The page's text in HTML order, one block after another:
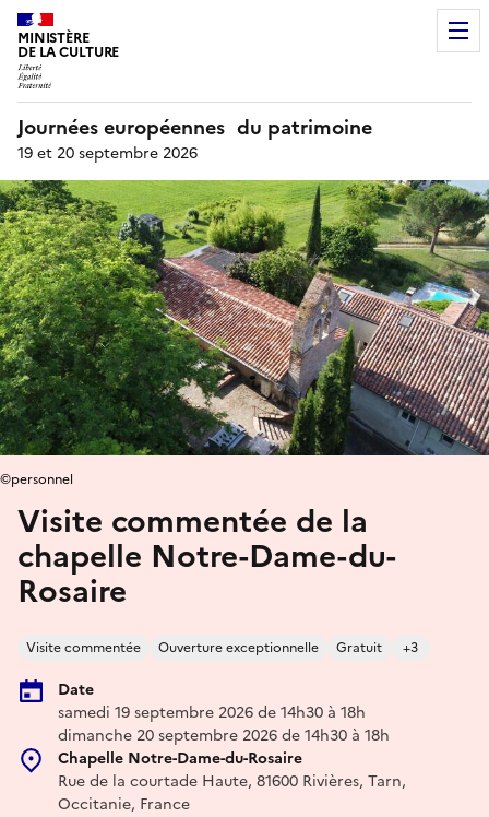
MINISTÈRE
DE LA CULTURE
Journées européennes du patrimoine
19 et 20 septembre 2026
Visite commentée de la
chapelle Notre-Dame-du-
Rosaire
Visite commentée Ouverture exceptionnelle Gratuit +3
Date
samedi 19 septembre 2026 de 14h30 à 18h
dimanche 20 septembre 2026 de 14h30 à 18h
Chapelle Notre-Dame-du-Rosaire
Rue de la courtade Haute, 81600 Rivières, Tarn,
Occitanie, France
©personnel